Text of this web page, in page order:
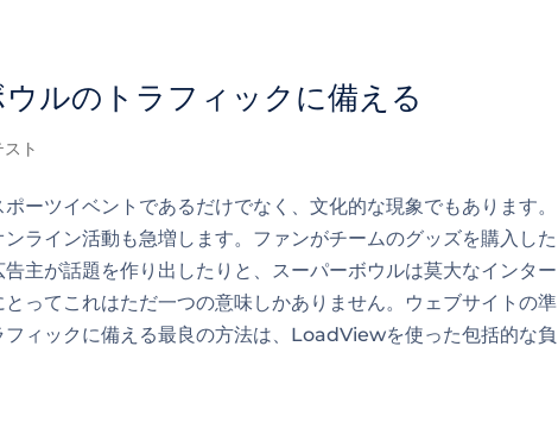
ルのトラフィックに備える
ト
ーツイベントであるだけでなく、文化的な現象でもあります。
ライン活動も急増します。ファンがチームのグッズを購入した
主が話題を作り出したりと、スーパーボウルは莫大なインター
ってこれはただ一つの意味しかありません。ウェブサイトの準
ィックに備える最良の方法は、LoadViewを使った包括的な負